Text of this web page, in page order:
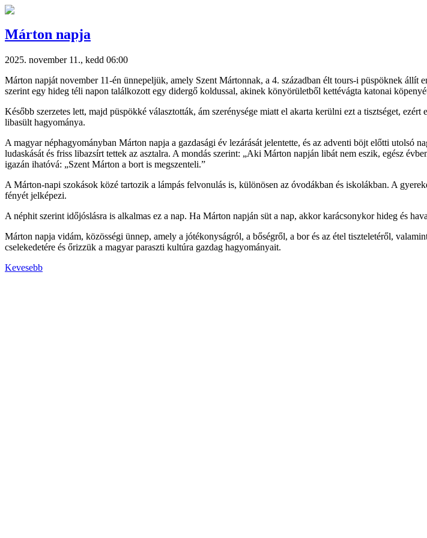
Márton napja
2025. november 11., kedd 06:00
Márton napját november 11-én ünnepeljük, amely Szent Mártonnak, a 4. században élt tours-i püspöknek állít
szerint egy hideg téli napon találkozott egy didergő koldussal, akinek könyörületből kettévágta katonai
Később szerzetes lett, majd püspökké választották, ám szerénysége miatt el akarta kerülni ezt a tisztséget,
libasült hagyománya.
A magyar néphagyományban Márton napja a gazdasági év lezárását jelentette, és az adventi böjt előtti
ludaskását és friss libazsírt tettek az asztalra. A mondás szerint: „Aki Márton napján libát nem eszik, egész
igazán ihatóvá: „Szent Márton a bort is megszenteli.”
A Márton-napi szokások közé tartozik a lámpás felvonulás is, különösen az óvodákban és iskolákban. A
fényét jelképezi.
A néphit szerint időjóslásra is alkalmas ez a nap. Ha Márton napján süt a nap, akkor karácsonykor hideg és
Márton napja vidám, közösségi ünnep, amely a jótékonyságról, a bőségről, a bor és az étel tiszteletéről,
cselekedetére és őrizzük a magyar paraszti kultúra gazdag hagyományait.
Kevesebb